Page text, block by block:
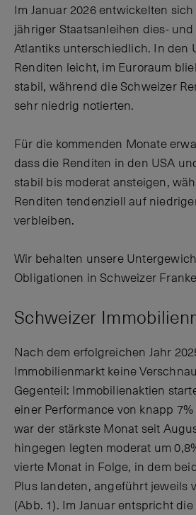
Im Januar 2026 entwickelten
jähriger Staatsanleihen dies-
Atlantiks unterschiedlich. In den
Renditen leicht, im Euroraum
stabil, während die Schweizer
sehr niedrig notierten.
Für die kommenden Monate
dass die Renditen in den USA
stabil bis moderat ansteigen,
Renditen tendenziell auf
verbleiben.
Wir behalten unsere
Obligationen in Schweizer
Schweizer
Nach dem erfolgreichen Jahr
Immobilienmarkt keine
Gegenteil: Immobilienaktien
einer Performance von knapp
war der stärkste Monat seit
hingegen legten moderat um
vierte Monat in Folge, in dem
Plus landeten, angeführt jeweils
(Abb. 1). Im Januar entspricht die